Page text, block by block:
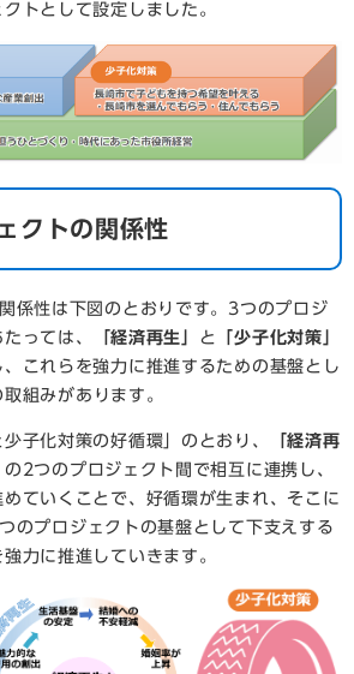
トとして設定しました。
クトの関係性
係性は下図のとおりです。3つのプロジ
っては、
「経済再生」 と
「少子化対策」
これらを強力に推進するための基盤とし
取組みがあります。
子化対策の好循環」のとおり、
「経済再
の2つのプロジェクト間で相互に連携し、
ていくことで、好循環が生まれ、そこに
のプロジェクトの基盤として下支えする
力に推進していきます。